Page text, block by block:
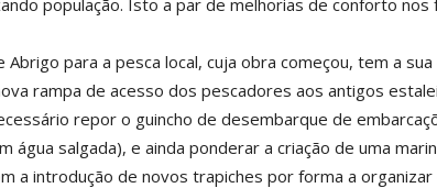
população. Isto a par de melhorias de conforto nos
para a pesca local, cuja obra começou, tem a
rampa de acesso dos pescadores aos antigos
repor o guincho de desembarque de
água salgada), e ainda ponderar a criação de uma
a introdução de novos trapiches por forma a organizar